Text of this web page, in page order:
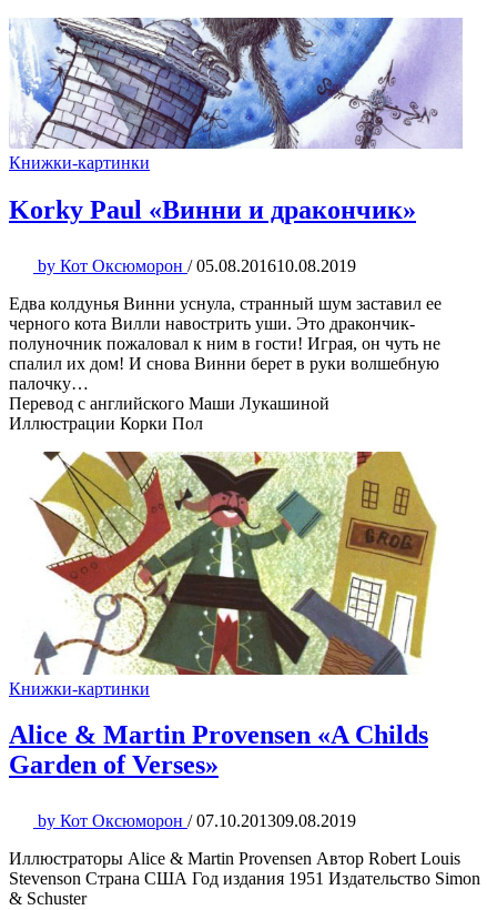
Книжки-картинки
Korky Paul «Винни и дракончик»
by Кот Оксюморон / 05.08.201610.08.2019
Едва колдунья Винни уснула, странный шум заставил ее
черного кота Вилли навострить уши. Это дракончик-
полуночник пожаловал к ним в гости! Играя, он чуть не
спалил их дом! И снова Винни берет в руки волшебную
палочку…
Перевод с английского Маши Лукашиной
Иллюстрации Корки Пол
Книжки-картинки
Alice & Martin Provensen «A Childs
Garden of Verses»
by Кот Оксюморон / 07.10.201309.08.2019
Иллюстраторы Alice & Martin Provensen Автор Robert Louis
Stevenson Страна США Год издания 1951 Издательство Simon
& Schuster